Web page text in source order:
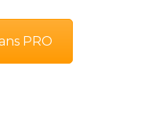
PRO